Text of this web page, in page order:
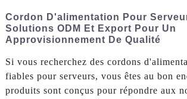
Cordon D'alimentation Pour
Solutions ODM Et Export Pour Un
Approvisionnement De Qualité
Si vous recherchez des cordons
fiables pour serveurs, vous êtes au bon
produits sont conçus pour répondre aux